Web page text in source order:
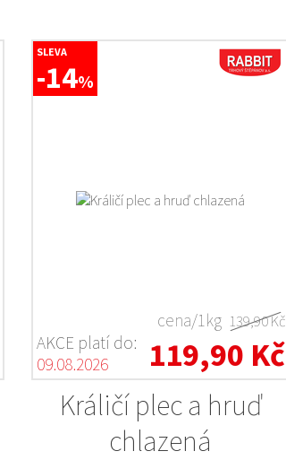
SLEVA
-14%
cena/1kg 139,90 Kč
AKCE platí do:
09.08.2026
119,90 Kč
Králičí plec a hruď
chlazená